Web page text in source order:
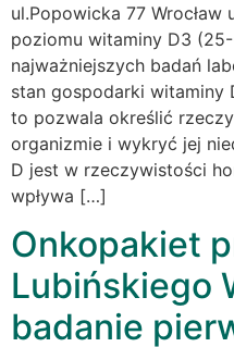
ul.Popowicka 77 Wrocław
poziomu witaminy D3
najważniejszych badań
stan gospodarki witaminy
to pozwala określić
organizmie i wykryć jej
D jest w rzeczywistości
wpływa […]
Onkopakiet
Lubińskiego
badanie